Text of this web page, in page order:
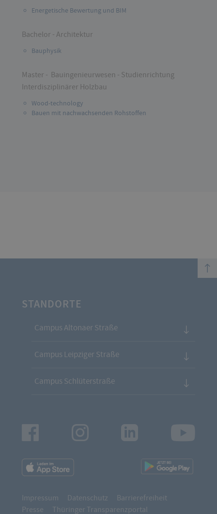
Energetische Bewertung und BIM
Bachelor - Architektur
Bauphysik
Master - Bauingenieurwesen - Studienrichtung
Interdisziplinärer Holzbau
Wood-technology
Bauen mit nachwachsenden Rohstoffen
top
STANDORTE
Campus Altonaer Straße
Campus Leipziger Straße
Campus Schlüterstraße
Instagram LinkedIn
Impressum Datenschutz
Barrierefreiheit
Presse
Thüringer Transparenzportal